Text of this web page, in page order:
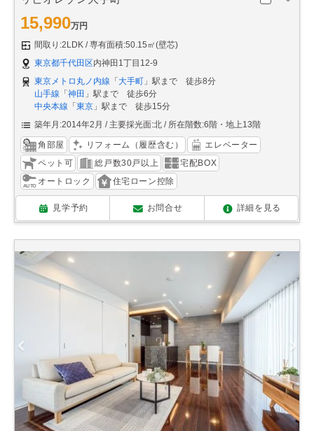
15,990万円
間取り:2LDK
専有面積:50.15㎡(壁芯)
東京都千代田区内神田1丁目12-9
東京メトロ丸ノ内線 「大手町 」駅まで 徒歩8分
山手線 「神田 」駅まで 徒歩6分
中央本線 「東京 」駅まで 徒歩15分
築年月:2014年2月
主要採光面:北 所在階数:6階・地上13階
角部屋 リフォーム（履歴含む）
エレベーター
ペット可
総戸数30戸以上
宅配BOX
オートロック
住宅ローン控除
見学予約 お問合せ 詳細を見る